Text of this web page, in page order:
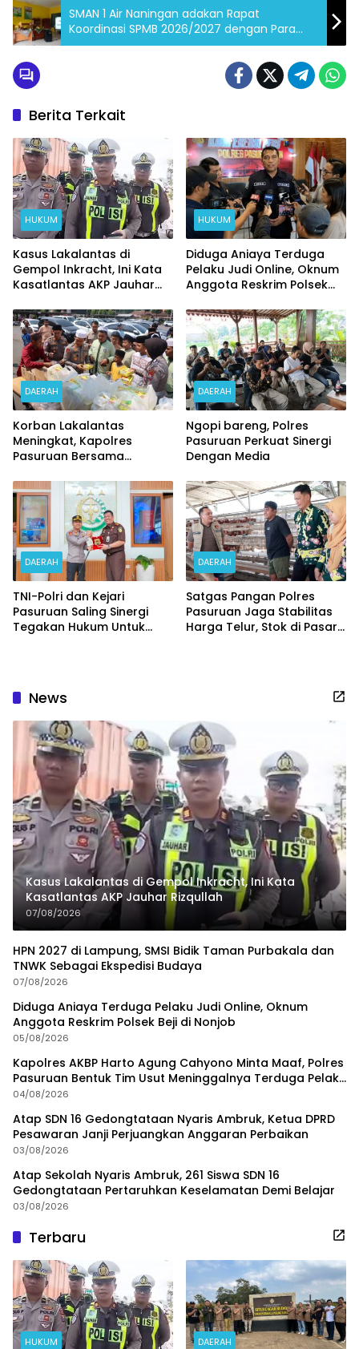
SMAN 1 Air Naningan adakan Rapat
Koordinasi SPMB 2026/2027 dengan Para
Kakon
Berita Terkait
HUKUM
Kasus Lakalantas di
Gempol Inkracht, Ini Kata
Kasatlantas AKP Jauhar
HUKUM
Diduga Aniaya Terduga
Pelaku Judi Online, Oknum
Anggota Reskrim Polsek
DAERAH
Korban Lakalantas
Meningkat, Kapolres
Pasuruan Bersama
Ghaib dan Doa Bersama
DAERAH
Ngopi bareng, Polres
Pasuruan Perkuat Sinergi
Dengan Media
DAERAH
TNI-Polri dan Kejari
Pasuruan Saling Sinergi
Tegakan Hukum Untuk
DAERAH
Satgas Pangan Polres
Pasuruan Jaga Stabilitas
Harga Telur, Stok di Pasar
News
Kasus Lakalantas di Gempol Inkracht, Ini Kata
Kasatlantas AKP Jauhar Rizqullah
07/08/2026
HPN 2027 di Lampung, SMSI Bidik Taman Purbakala dan
TNWK Sebagai Ekspedisi Budaya
07/08/2026
Diduga Aniaya Terduga Pelaku Judi Online, Oknum
Anggota Reskrim Polsek Beji di Nonjob
05/08/2026
Kapolres AKBP Harto Agung Cahyono Minta Maaf, Polres
Pasuruan Bentuk Tim Usut Meninggalnya Terduga Pelaku
Judi Online
04/08/2026
Atap SDN 16 Gedongtataan Nyaris Ambruk, Ketua DPRD
Pesawaran Janji Perjuangkan Anggaran Perbaikan
03/08/2026
Atap Sekolah Nyaris Ambruk, 261 Siswa SDN 16
Gedongtataan Pertaruhkan Keselamatan Demi Belajar
03/08/2026
Terbaru
HUKUM DAERAH